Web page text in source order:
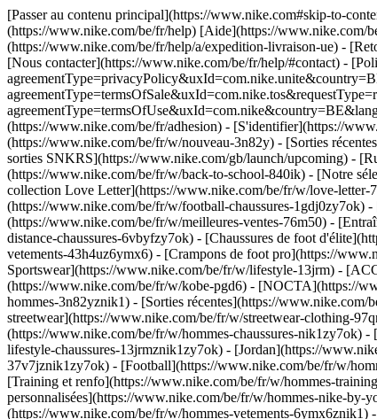
[Passer au contenu principal](https://www.nike.com#skip-to-
(https://www.nike.com/be/fr/help) [Aide](https://www.nike.com/
(https://www.nike.com/be/fr/help/a/expedition-livraison-ue) -
[Nous contacter](https://www.nike.com/be/fr/help/#contact) -
(https://www.nike.com/be/fr/adhesion) - [S'identifier](https://
(https://www.nike.com/be/fr/w/nouveau-3n82y) - [Sorties
sorties SNKRS](https://www.nike.com/gb/launch/upcoming) -
(https://www.nike.com/be/fr/w/back-to-school-840ik) - [Notre
collection Love Letter](https://www.nike.com/be/fr/w/love-
(https://www.nike.com/be/fr/w/football-chaussures-
(https://www.nike.com/be/fr/w/meilleures-ventes-76m50) -
distance-chaussures-6vbyfzy7ok) - [Chaussures de foot
vetements-43h4uz6ymx6) - [Crampons de foot pro](https://
Sportswear](https://www.nike.com/be/fr/w/lifestyle-13jrm) -
(https://www.nike.com/be/fr/w/kobe-pgd6) - [NOCTA](https://
hommes-3n82yznik1) - [Sorties récentes](https://
streetwear](https://www.nike.com/be/fr/w/streetwear-clothing-
(https://www.nike.com/be/fr/w/hommes-chaussures-nik1zy7ok)
lifestyle-chaussures-13jrmznik1zy7ok) - [Jordan](https://
37v7jznik1zy7ok) - [Football](https://www.nike.com/be/fr/w/
[Training et renfo](https://www.nike.com/be/fr/w/hommes-
personnalisées](https://www.nike.com/be/fr/w/hommes-nike-by-
(https://www.nike.com/be/fr/w/hommes-vetements-6ymx6znik1)